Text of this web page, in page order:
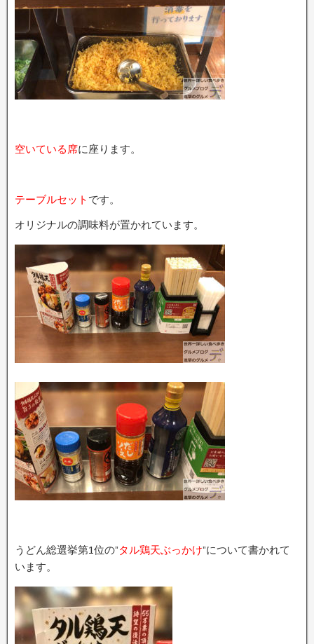
空いている席に座ります。
テーブルセット です。
オリジナルの調味料が置かれています。
うどん総選挙第1位の”タル鶏天ぶっかけ”について書かれて
います。